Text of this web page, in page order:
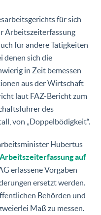
für sich
Arbeitszeiterfassung
für andere Tätigkeiten
denen sich die
in Zeit bemessen
aus der Wirtschaft
laut FAZ-Bericht zum
des
von „Doppelbödigkeit“.
Hubertus
auf
erlassene Vorgaben
ersetzt werden.
Behörden und
Maß zu messen.